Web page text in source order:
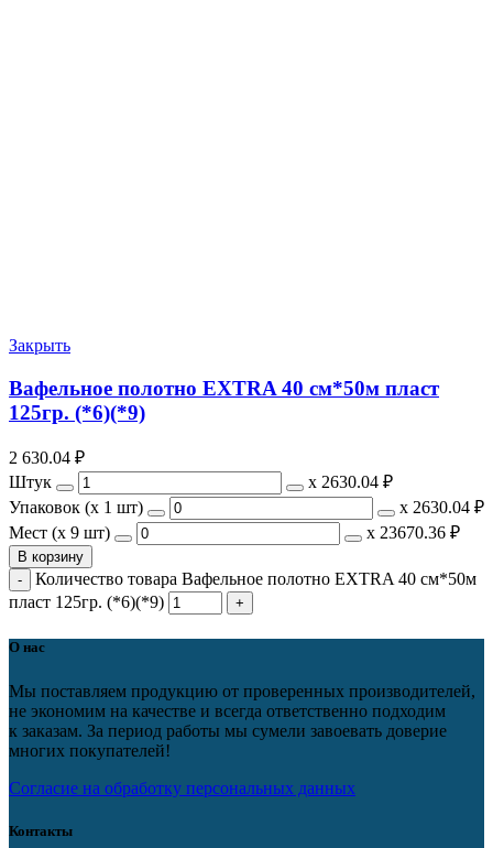
Закрыть
Вафельное полотно EXTRA 40 см*50м пласт
125гр. (*6)(*9)
2 630.04 ₽
Штук
х 2630.04 ₽
Упаковок (x 1 шт)
х 2630.04 ₽
Мест (x 9 шт)
х 23670.36 ₽
В корзину
Количество товара Вафельное полотно EXTRA 40 см*50м
пласт 125гр. (*6)(*9)
О нас
Мы поставляем продукцию от проверенных производителей,
не экономим на качестве и всегда ответственно подходим
к заказам. За период работы мы сумели завоевать доверие
многих покупателей!
Согласие на обработку персональных данных
Контакты